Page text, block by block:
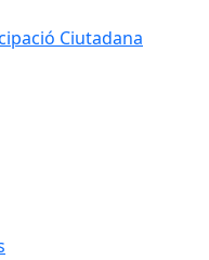
Ciutadana